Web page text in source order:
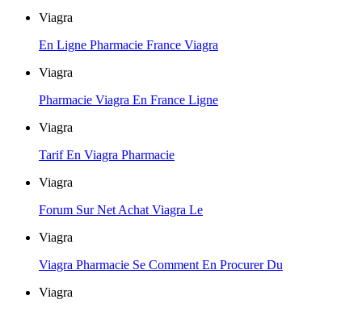
Viagra
En Ligne Pharmacie France Viagra
Viagra
Pharmacie Viagra En France Ligne
Viagra
Tarif En Viagra Pharmacie
Viagra
Forum Sur Net Achat Viagra Le
Viagra
Viagra Pharmacie Se Comment En Procurer Du
Viagra